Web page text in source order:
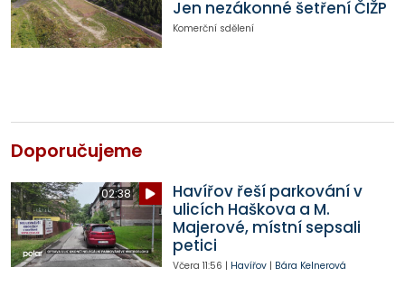
Jen nezákonné šetření ČIŽP
Komerční sdělení
Doporučujeme
02:38
Havířov řeší parkování v
ulicích Haškova a M.
Majerové, místní sepsali
petici
Včera 11:56 | Havířov| Bára Kelnerová